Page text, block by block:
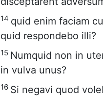
14 quid enim faciam
quid respondebo illi?
15 Numquid non in
in vulva unus?
16 Si negavi quod